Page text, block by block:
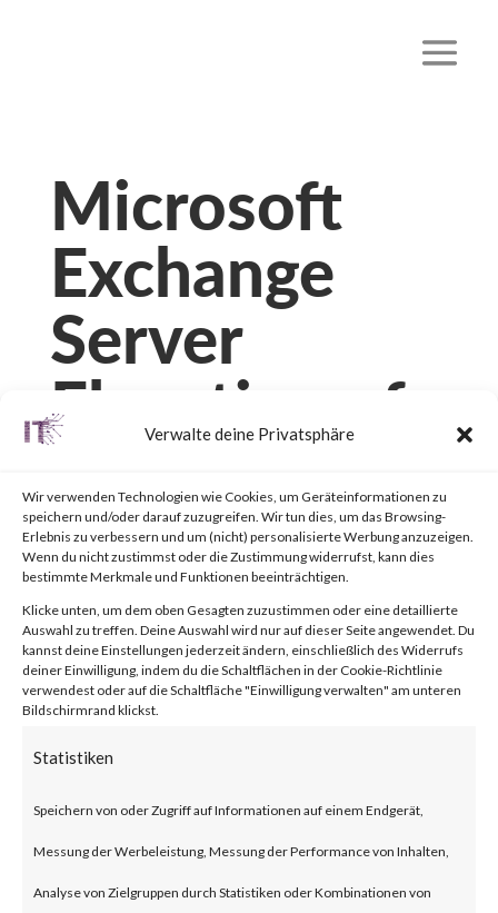
Verwalte deine Privatsphäre
Wir verwenden Technologien wie Cookies, um Geräteinformationen zu
speichern und/oder darauf zuzugreifen. Wir tun dies, um das Browsing-
Erlebnis zu verbessern und um (nicht) personalisierte Werbung anzuzeigen.
Wenn du nicht zustimmst oder die Zustimmung widerrufst, kann dies
bestimmte Merkmale und Funktionen beeinträchtigen.
Klicke unten, um dem oben Gesagten zuzustimmen oder eine detaillierte
Auswahl zu treffen. Deine Auswahl wird nur auf dieser Seite angewendet. Du
kannst deine Einstellungen jederzeit ändern, einschließlich des Widerrufs
deiner Einwilligung, indem du die Schaltflächen in der Cookie-Richtlinie
verwendest oder auf die Schaltfläche "Einwilligung verwalten" am unteren
Bildschirmrand klickst.
Statistiken
Speichern von oder Zugriff auf Informationen auf einem Endgerät,
Messung der Werbeleistung, Messung der Performance von Inhalten,
Analyse von Zielgruppen durch Statistiken oder Kombinationen von
Microsoft
Exchange
Server
Elevation of
Privilege
Vulnerability
(CVE-2024-
21410)